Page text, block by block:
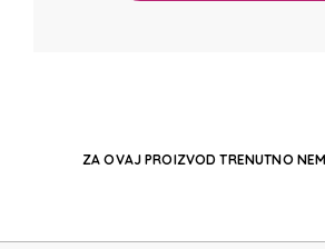
ZA OVAJ PROIZVOD TRENUTNO